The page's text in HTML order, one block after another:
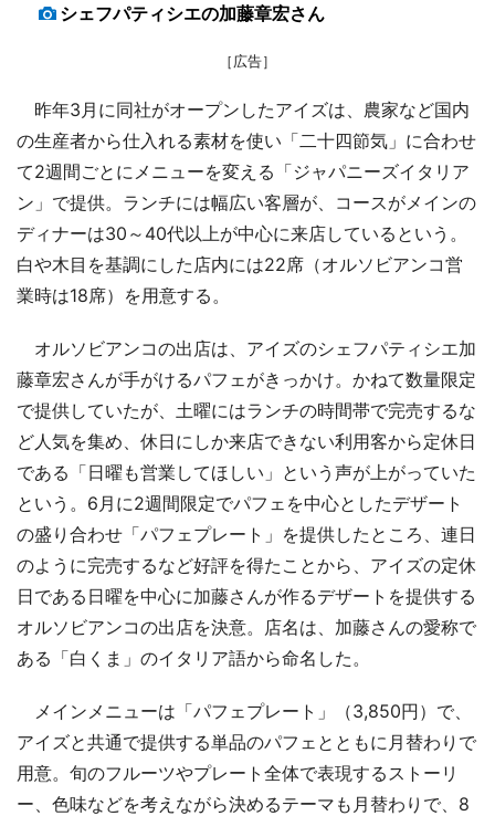
シェフパティシエの加藤章宏さん
［広告］
昨年3月に同社がオープンしたアイズは、農家など国内
の生産者から仕入れる素材を使い「二十四節気」に合わせ
て2週間ごとにメニューを変える「ジャパニーズイタリア
ン」で提供。ランチには幅広い客層が、コースがメインの
ディナーは30～40代以上が中心に来店しているという。
白や木目を基調にした店内には22席（オルソビアンコ営
業時は18席）を用意する。
オルソビアンコの出店は、アイズのシェフパティシエ加
藤章宏さんが手がけるパフェがきっかけ。かねて数量限定
で提供していたが、土曜にはランチの時間帯で完売するな
ど人気を集め、休日にしか来店できない利用客から定休日
である「日曜も営業してほしい」という声が上がっていた
という。6月に2週間限定でパフェを中心としたデザート
の盛り合わせ「パフェプレート」を提供したところ、連日
のように完売するなど好評を得たことから、アイズの定休
日である日曜を中心に加藤さんが作るデザートを提供する
オルソビアンコの出店を決意。店名は、加藤さんの愛称で
ある「白くま」のイタリア語から命名した。
メインメニューは「パフェプレート」（3,850円）で、
アイズと共通で提供する単品のパフェとともに月替わりで
用意。旬のフルーツやプレート全体で表現するストーリ
ー、色味などを考えながら決めるテーマも月替わりで、8